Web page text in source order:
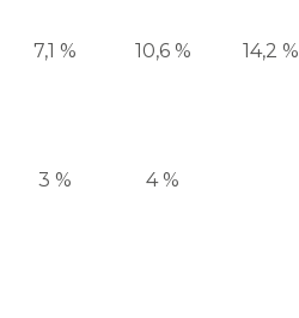
7,1 % 10,6 % 14,2 %
3 % 4 %